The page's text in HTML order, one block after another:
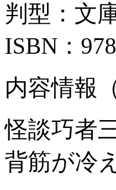
判型：文
ISBN：
内容情報
怪談巧者
背筋が冷